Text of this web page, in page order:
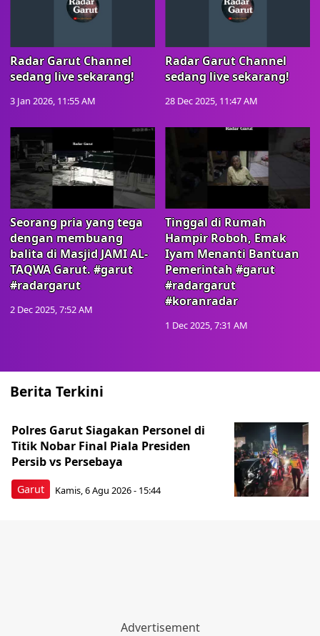
Radar Garut Channel
sedang live sekarang!
3 Jan 2026, 11:55 AM
Radar Garut Channel
sedang live sekarang!
28 Dec 2025, 11:47 AM
Seorang pria yang tega
dengan membuang
balita di Masjid JAMI AL-
TAQWA Garut. #garut
#radargarut
2 Dec 2025, 7:52 AM
Tinggal di Rumah
Hampir Roboh, Emak
Iyam Menanti Bantuan
Pemerintah #garut
#radargarut
#koranradar
1 Dec 2025, 7:31 AM
Berita Terkini
Garut
Polres Garut Siagakan Personel di
Titik Nobar Final Piala Presiden
Persib vs Persebaya
Kamis, 6 Agu 2026 - 15:44